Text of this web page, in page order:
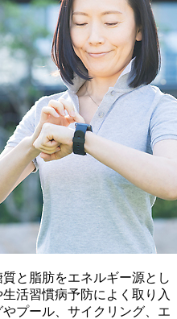
と脂肪をエネルギー源とし
活習慣病予防によく取り入
プール、サイクリング、エ